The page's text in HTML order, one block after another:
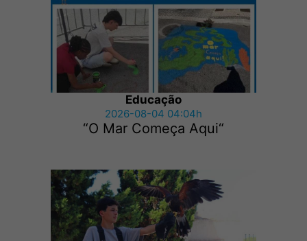
Educação
2026-08-04 04:04h
“O Mar Começa Aqui“